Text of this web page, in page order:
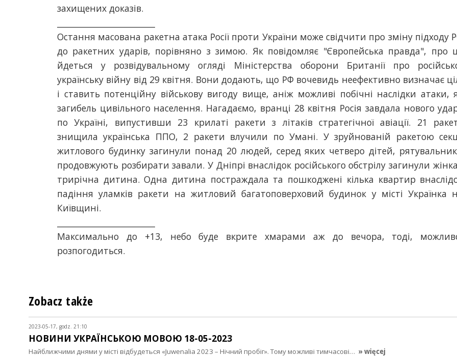
захищених доказів.
Остання масована ракетна атака Росії проти України може свідчити про зміну підходу
до ракетних ударів, порівняно з зимою. Як повідомляє "Європейська правда", про
йдеться у розвідувальному огляді Міністерства оборони Британії про
українську війну від 29 квітня. Вони додають, що РФ вочевидь неефективно визначає
і ставить потенційну військову вигоду вище, аніж можливі побічні наслідки атаки,
загибель цивільного населення. Нагадаємо, вранці 28 квітня Росія завдала нового
по Україні, випустивши 23 крилаті ракети з літаків стратегічної авіації. 21
знищила українська ППО, 2 ракети влучили по Умані. У зруйнованій ракетою
житлового будинку загинули понад 20 людей, серед яких четверо дітей,
продовжують розбирати завали. У Дніпрі внаслідок російського обстрілу загинули
трирічна дитина. Одна дитина постраждала та пошкоджені кілька квартир
падіння уламків ракети на житловий багатоповерховий будинок у місті Українка
Київщині.
Максимально до +13, небо буде вкрите хмарами аж до вечора, тоді,
розпогодиться.
Zobacz także
2023-05-17, godz. 21:10
НОВИНИ УКРАЇНСЬКОЮ МОВОЮ 18-05-2023
Найближчими днями у місті відбудеться «Juwenalia 2023 – Нічний пробіг». Тому можливі тимчасові… » więcej